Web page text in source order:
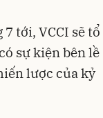
tới, VCCI sẽ
sự kiện bên lề
lược của kỷ